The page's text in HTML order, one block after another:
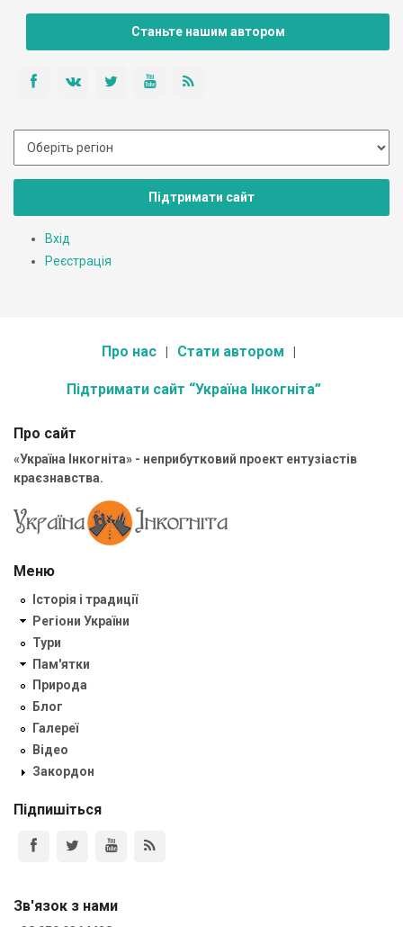
Станьте нашим автором
Підтримати сайт
Вхід
Реєстрація
Про нас Стати автором
Підтримати сайт “Україна Інкогніта”
Про сайт
«Україна Інкогніта» - неприбутковий проект ентузіастів
краєзнавства.
Меню
Історія і традиції
Регіони України
Тури
Пам'ятки
Природа
Блог
Галереї
Відео
Закордон
Підпишіться
Зв'язок з нами